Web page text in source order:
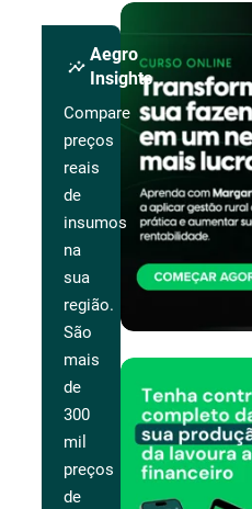
insights
Aegro
Insights
Compare
preços
reais
de
insumos
na
sua
região.
São
mais
de
300
mil
preços
de